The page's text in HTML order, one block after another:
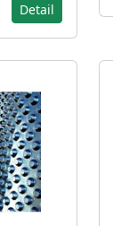
Detail